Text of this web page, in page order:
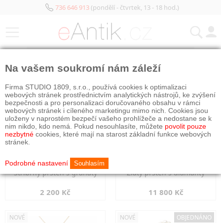
736 646 913(pondělí - čtvrtek, 13 - 18 hod.)
Stříbrný prsten s granáty
2 200 Kč
Zlatý prsten s diamanty
11 800 Kč
NOVÉ NOVÉ OBJEDNÁNO
Na vašem soukromí nám záleží
Firma STUDIO 1809, s.r.o., používá cookies k optimalizaci
webových stránek prostřednictvím analytických nástrojů, ke zvýšení
bezpečnosti a pro personalizaci doručovaného obsahu v rámci
webových stránek i cíleného marketingu mimo nich. Cookies jsou
uloženy v naprostém bezpečí vašeho prohlížeče a nedostane se k
nim nikdo, kdo nemá. Pokud nesouhlasíte, můžete povolit pouze
nezbytné cookies, které mají na starost základní funkce webových
stránek.
Podrobné nastavení Souhlasím